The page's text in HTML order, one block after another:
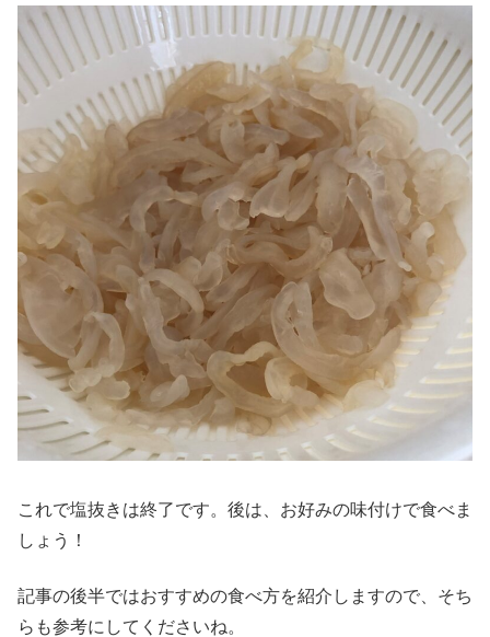
これで塩抜きは終了です。後は、お好みの味付けで食べま
しょう！
記事の後半ではおすすめの食べ方を紹介しますので、そち
らも参考にしてくださいね。